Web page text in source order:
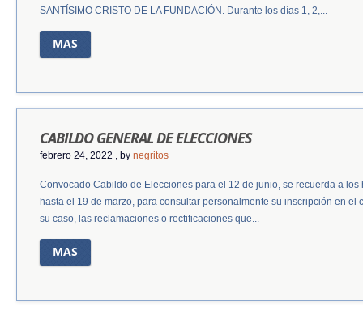
SANTÍSIMO CRISTO DE LA FUNDACIÓN. Durante los días 1, 2,...
MAS
CABILDO GENERAL DE ELECCIONES
febrero 24, 2022 , by negritos
Convocado Cabildo de Elecciones para el 12 de junio, se recuerda a
hasta el 19 de marzo, para consultar personalmente su inscripción en el
su caso, las reclamaciones o rectificaciones que...
MAS